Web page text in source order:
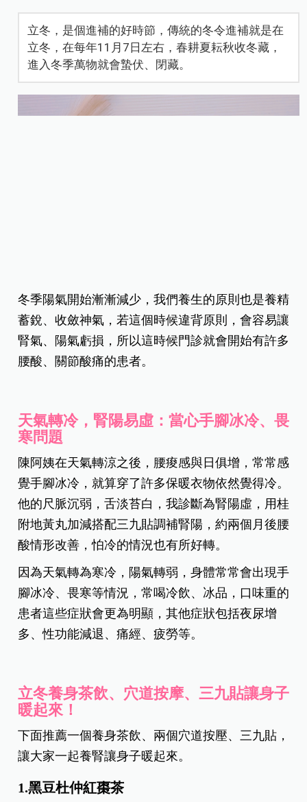
立冬，是個進補的好時節，傳統的冬令進補就是在
立冬，在每年11月7日左右，春耕夏耘秋收冬藏，
進入冬季萬物就會蟄伏、閉藏。
冬季陽氣開始漸漸減少，我們養生的原則也是養精
蓄銳、收斂神氣，若這個時候違背原則，會容易讓
腎氣、陽氣虧損，所以這時候門診就會開始有許多
腰酸、關節酸痛的患者。
天氣轉冷，腎陽易虛：當心手腳冰冷、畏
寒問題
陳阿姨在天氣轉涼之後，腰痠感與日俱增，常常感
覺手腳冰冷，就算穿了許多保暖衣物依然覺得冷。
他的尺脈沉弱，舌淡苔白，我診斷為腎陽虛，用桂
附地黃丸加減搭配三九貼調補腎陽，約兩個月後腰
酸情形改善，怕冷的情況也有所好轉。
因為天氣轉為寒冷，陽氣轉弱，身體常常會出現手
腳冰冷、畏寒等情況，常喝冷飲、冰品，口味重的
患者這些症狀會更為明顯，其他症狀包括夜尿增
多、性功能減退、痛經、疲勞等。
立冬養身茶飲、穴道按摩、三九貼讓身子
暖起來！
下面推薦一個養身茶飲、兩個穴道按壓、三九貼，
讓大家一起養腎讓身子暖起來。
1.黑豆杜仲紅棗茶